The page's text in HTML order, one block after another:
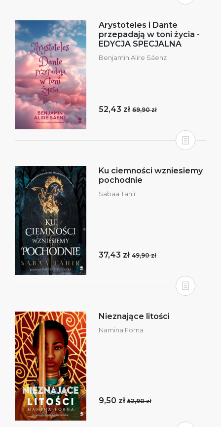
Arystoteles i Dante
przepadają w toni życia -
EDYCJA SPECJALNA
Benjamin Alire Sáenz
52,43 zł 69,90 zł
Ku ciemności wzniesiemy
pochodnie
Sabaa Tahir
37,43 zł 49,90 zł
Nieznające litości
Namina Forna
9,50 zł 52,90 zł